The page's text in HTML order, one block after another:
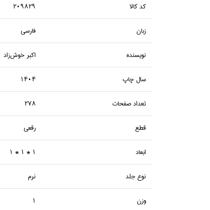
كد كالا 209829
زبان فارسي
نويسنده اكبر خوش‌زاد
سال چاپ 1404
تعداد صفحات 278
قطع رقعي
ابعاد 1 * 1 * 1
نوع جلد نرم
وزن 1